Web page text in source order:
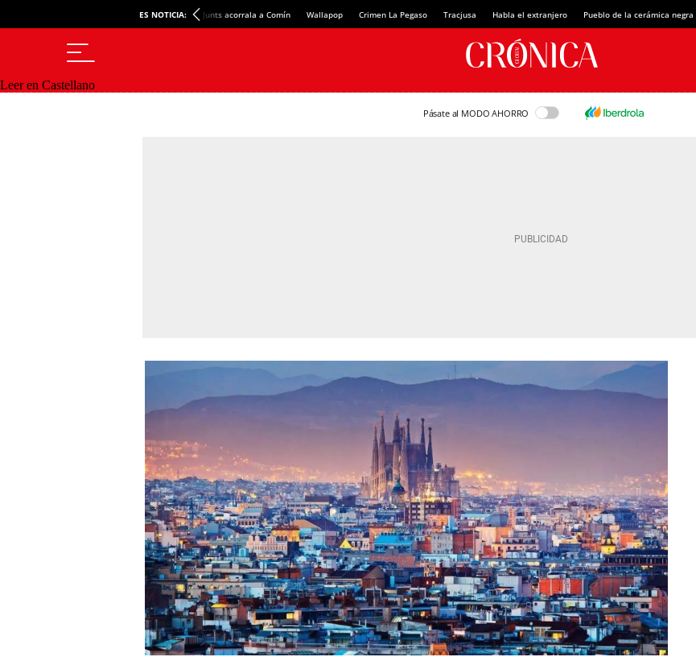
ES NOTICIA: Junts acorrala a Comín Wallapop Crimen La Pegaso Tracjusa Habla el extranjero Pueblo de la cerámica negra
Leer en Castellano
Pásate al MODO AHORRO